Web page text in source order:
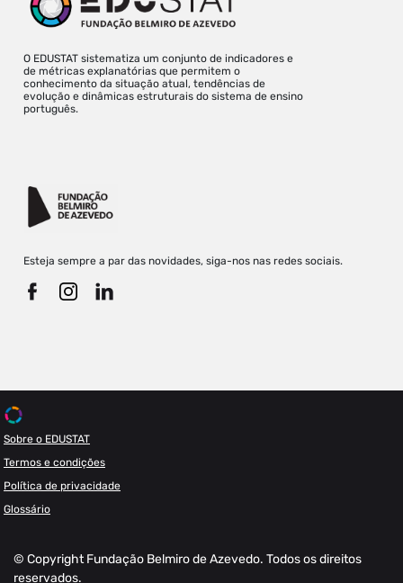
O EDUSTAT sistematiza um conjunto de indicadores e
de métricas explanatórias que permitem o
conhecimento da situação atual, tendências de
evolução e dinâmicas estruturais do sistema de ensino
português.
Esteja sempre a par das novidades, siga-nos nas redes sociais.
Sobre o EDUSTAT
Termos e condições
Política de privacidade
Glossário
© Copyright Fundação Belmiro de Azevedo. Todos os direitos
reservados.